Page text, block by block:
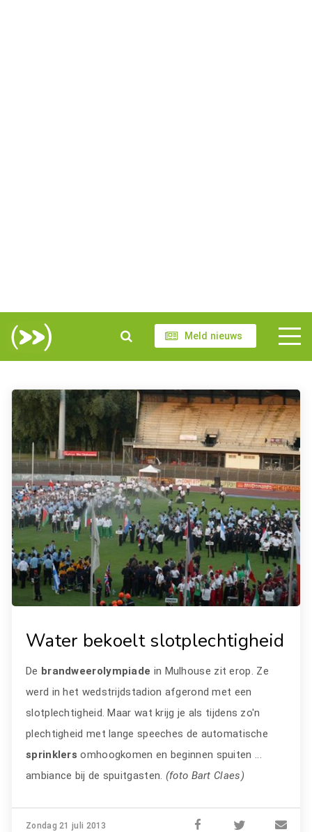
Meld nieuws
Water bekoelt slotplechtigheid
De brandweerolympiade in Mulhouse zit erop. Ze
werd in het wedstrijdstadion afgerond met een
slotplechtigheid. Maar wat krijg je als tijdens zo'n
plechtigheid met lange speeches de automatische
sprinklersomhoogkomen en beginnen spuiten ...
ambiance bij de spuitgasten. (foto Bart Claes)
Zondag 21 juli 2013